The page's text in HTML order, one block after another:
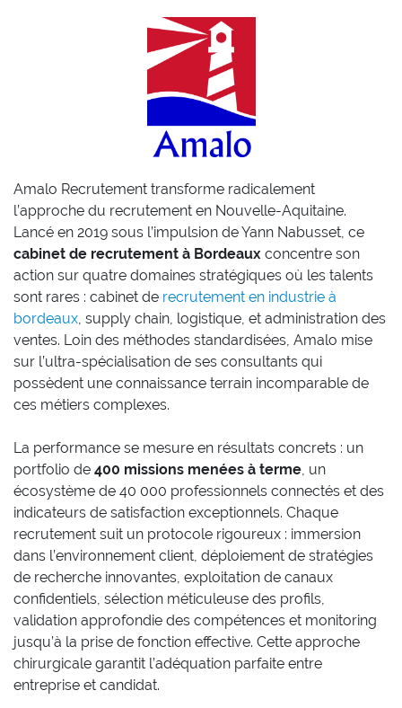
Amalo Recrutement transforme radicalement
l’approche du recrutement en Nouvelle-Aquitaine.
Lancé en 2019 sous l’impulsion de Yann Nabusset, ce
cabinet de recrutement à Bordeaux concentre son
action sur quatre domaines stratégiques où les talents
sont rares : cabinet de recrutement en industrie à
bordeaux, supply chain, logistique, et administration des
ventes. Loin des méthodes standardisées, Amalo mise
sur l’ultra-spécialisation de ses consultants qui
possèdent une connaissance terrain incomparable de
ces métiers complexes.
La performance se mesure en résultats concrets : un
portfolio de 400 missions menées à terme, un
écosystème de 40 000 professionnels connectés et des
indicateurs de satisfaction exceptionnels. Chaque
recrutement suit un protocole rigoureux : immersion
dans l’environnement client, déploiement de stratégies
de recherche innovantes, exploitation de canaux
confidentiels, sélection méticuleuse des profils,
validation approfondie des compétences et monitoring
jusqu’à la prise de fonction effective. Cette approche
chirurgicale garantit l’adéquation parfaite entre
entreprise et candidat.